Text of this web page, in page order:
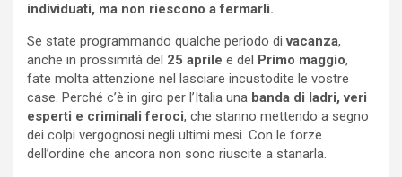
individuati, ma non riescono a fermarli.
Se state programmando qualche periodo divacanza,
anche in prossimità del 25 aprile e del Primo maggio,
fate molta attenzione nel lasciare incustodite le vostre
case. Perché c’è in giro per l’Italia una banda di ladri, veri
esperti e criminali feroci, che stanno mettendo a segno
dei colpi vergognosi negli ultimi mesi. Con le forze
dell’ordine che ancora non sono riuscite a stanarla.